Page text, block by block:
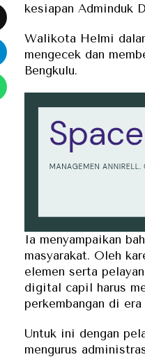
kesiapan Adminduk
Walikota Helmi
mengecek dan
Bengkulu.
Ia menyampaikan
masyarakat. Oleh
elemen serta
digital capil harus
perkembangan di
Untuk ini dengan
mengurus